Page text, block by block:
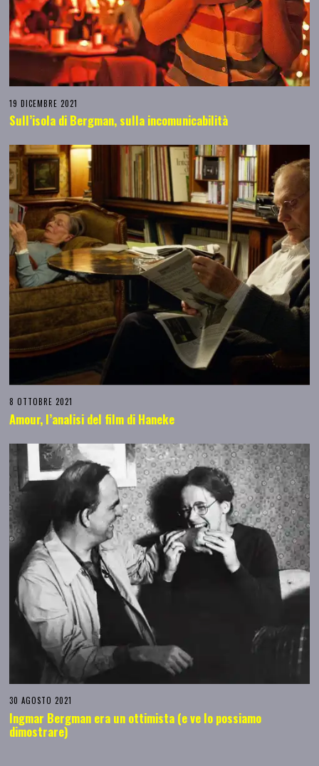
19 DICEMBRE 2021
Sull’isola di Bergman, sulla incomunicabilità
8 OTTOBRE 2021
Amour, l’analisi del film di Haneke
30 AGOSTO 2021
Ingmar Bergman era un ottimista (e ve lo possiamo
dimostrare)